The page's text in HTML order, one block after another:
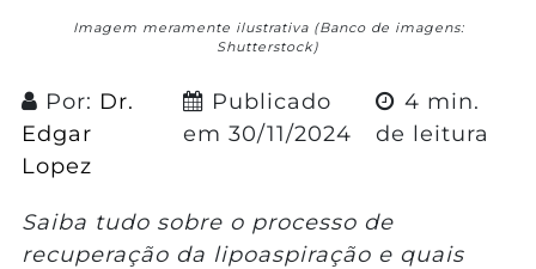
Imagem meramente ilustrativa (Banco de imagens:
Shutterstock)
Por: Dr.
Edgar
Lopez
Publicado
em30/11/2024
4 min.
de leitura
Saiba tudo sobre o processo de
recuperação da lipoaspiração e quais